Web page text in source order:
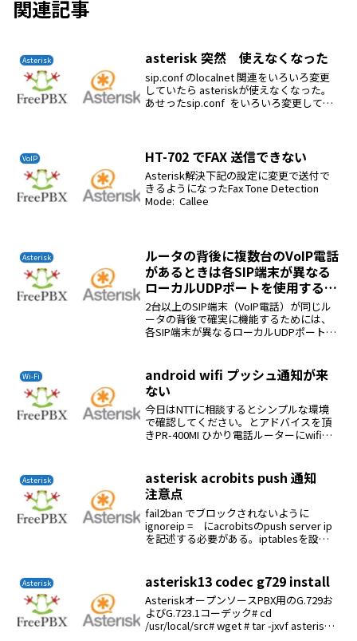
関連記事
Asterisk asterisk 突然 使えなくなった
sip.conf のlocalnet 関連をいろいろ変更
していたら asteriskが使えなくなった。
あせったsip.conf をいろいろ変更しても
VoIP HT-702 でFAX 送信できない
Asterisk解決下記の設定に変更で送付で
きるようになったFax Tone Detection
Mode: Callee
Asterisk
ルータの背後に複数台のVoIP電話
があるときは各SIP端末​​が異なる
ローカルUDPポートを使用する必
要があります
2台以上のSIP端末​​（VoIP電話）が同じル
ータの背後で確実に機能するためには、
各SIP端末​​が異なるローカルUDPポートを
を使用するように事前設定されています...
Wi-Fi
android wifi プッシュ通知が来
ない
今日はNTTに相談するとシンプルな環境
で確認してください。とアドバイスを頂
きPR-400MI ひかり電話ルーターにwifiル
した。何度繰り返しても立ち上げ直後に...
Asterisk
asterisk acrobits push 通知
注意点
fail2ban でブロックされないように
ignoreip = にacrobitsのpush server ip
を記述する必要がある。iptablesを設定
Asterisk asterisk13 codec g729 install
AsteriskオープンソースPBX用のG.729お
よびG.723.1コーデック# cd
/usr/local/src# wget # tar -jxvf asterisk-